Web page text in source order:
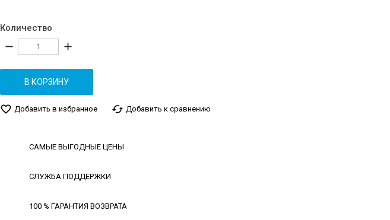
Количество
remove add
В КОРЗИНУ
favorite_border Добавить в избранное cached Добавить к сравнению
САМЫЕ ВЫГОДНЫЕ ЦЕНЫ
СЛУЖБА ПОДДЕРЖКИ
100 % ГАРАНТИЯ ВОЗВРАТА